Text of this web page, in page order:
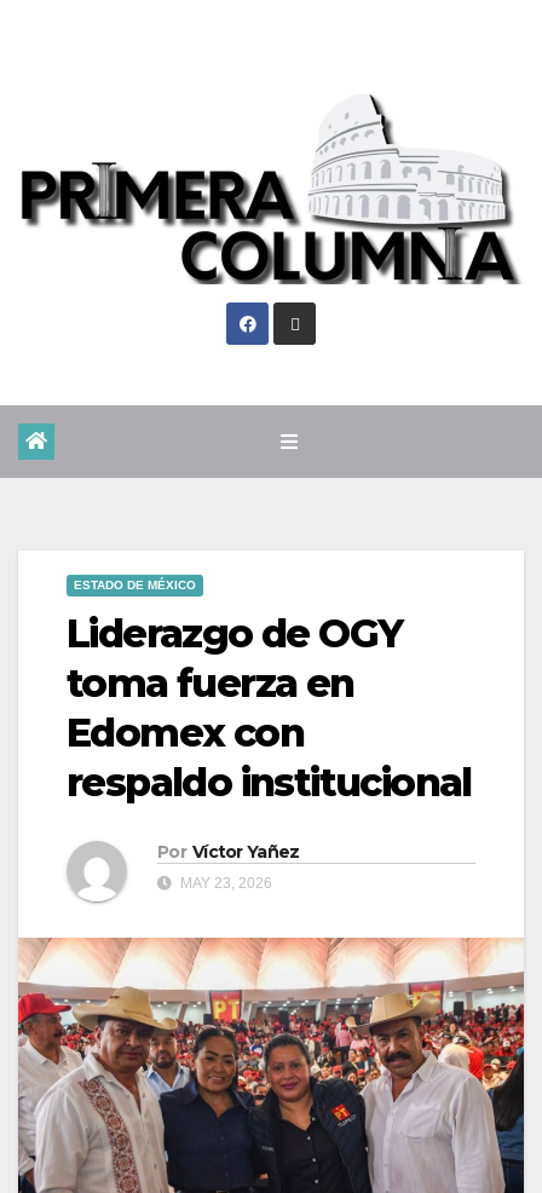
ESTADO DE MÉXICO
Liderazgo de OGY
toma fuerza en
Edomex con
respaldo institucional
Por Víctor Yañez
MAY 23, 2026